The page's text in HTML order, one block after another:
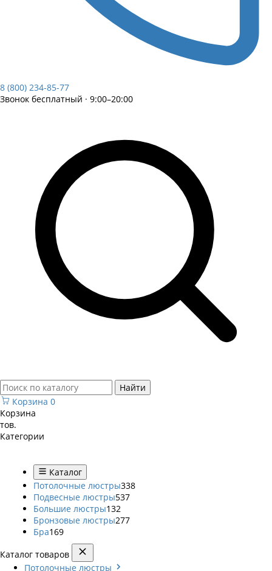
8 (800) 234-85-77
Звонок бесплатный · 9:00–20:00
Найти
Корзина 0
Корзина
тов.
Категории
Каталог
Потолочные люстры338
Подвесные люстры537
Большие люстры132
Бронзовые люстры277
Бра169
Каталог товаров
Потолочные люстры